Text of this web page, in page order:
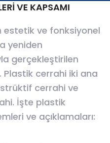
VE KAPSAMI
estetik ve fonksiyonel
yeniden
gerçekleştirilen
cerrahi iki ana
cerrahi ve
İşte plastik
ve açıklamaları: